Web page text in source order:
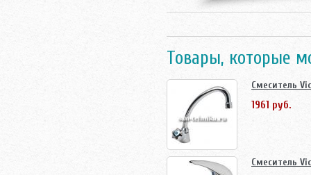
Товары, которые
Смеситель
1961 руб.
Смеситель